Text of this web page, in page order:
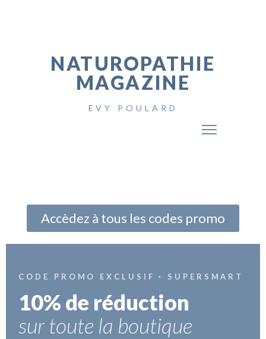
NATUROPATHIE
MAGAZINE
EVY POULARD
Accèdez à tous les codes promo
CODE PROMO EXCLUSIF · SUPERSMART
10% de réduction
sur toute la boutique